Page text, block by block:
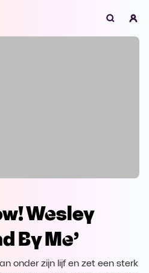
niet ondersteund
Download
Download
Wesley
By Me’
onder zijn lijf en zet een sterk